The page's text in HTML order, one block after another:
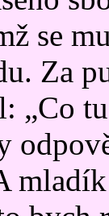
se
Za
„Co